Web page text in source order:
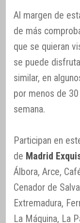
Al margen de
de más
que se quieran
se puede
similar, en
por menos de
semana.
Participan en
de Madrid
Álbora, Arce,
Cenador de
Extremadura,
La Máquina, La